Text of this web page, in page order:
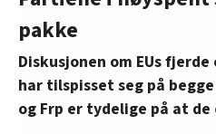
pakke
Diskusjonen om EUs
har tilspisset seg på
og Frp er tydelige på at